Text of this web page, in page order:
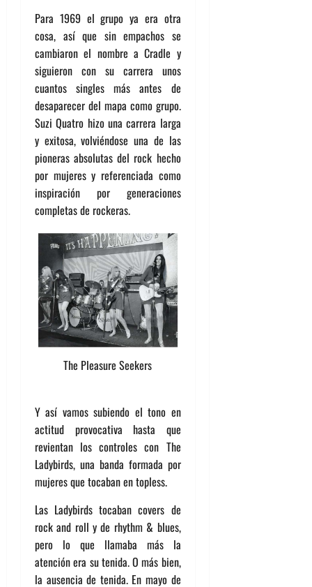
Para 1969 el grupo ya era otra
cosa, así que sin empachos se
cambiaron el nombre a Cradle y
siguieron con su carrera unos
cuantos singles más antes de
desaparecer del mapa como grupo.
Suzi Quatro hizo una carrera larga
y exitosa, volviéndose una de las
pioneras absolutas del rock hecho
por mujeres y referenciada como
inspiración por generaciones
completas de rockeras.
The Pleasure Seekers
Y así vamos subiendo el tono en
actitud provocativa hasta que
revientan los controles con The
Ladybirds, una banda formada por
mujeres que tocaban en topless.
Las Ladybirds tocaban covers de
rock and roll y de rhythm & blues,
pero lo que llamaba más la
atención era su tenida. O más bien,
la ausencia de tenida. En mayo de